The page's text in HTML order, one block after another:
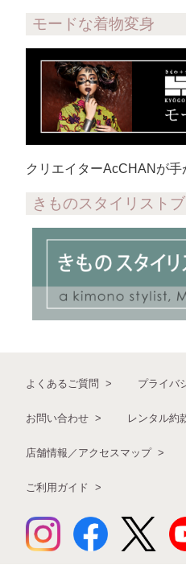
モードな着物変身
クリエイターAcCHANが
きものスタイリスト
よくあるご質問 プライバ
お問い合わせ レンタル約
店舗情報／アクセスマップ
ご利用ガイド